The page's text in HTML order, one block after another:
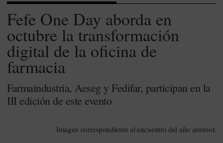
Fefe One Day aborda en
octubre la transformación
digital de la oficina de
farmacia
Farmaindustria, Aeseg y Fedifar, participan en la
III edición de este evento
Imagen correspondiente al encuentro del año anterior.